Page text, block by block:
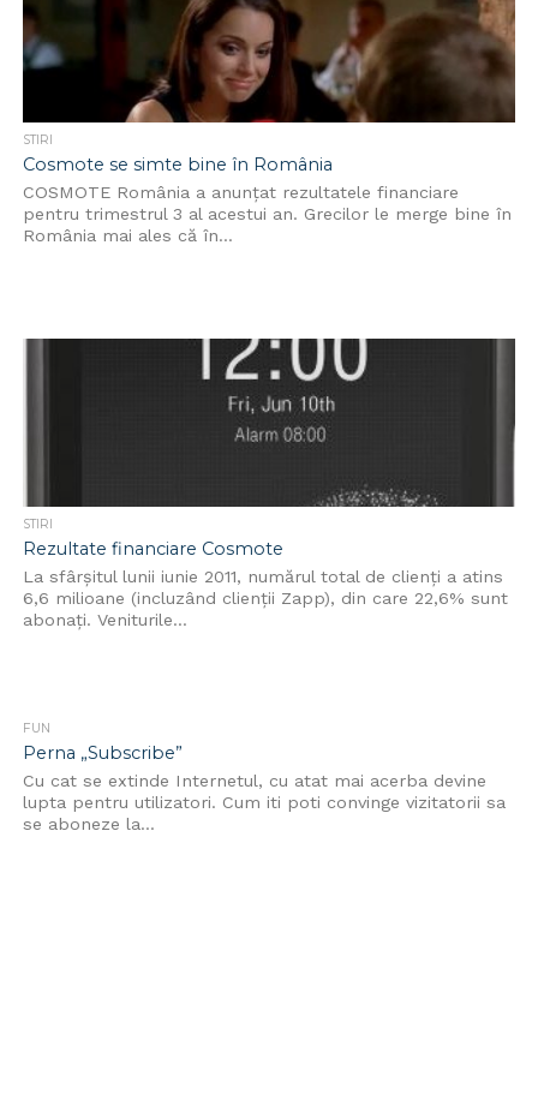
STIRI
Cosmote se simte bine în România
COSMOTE România a anunțat rezultatele financiare
pentru trimestrul 3 al acestui an. Grecilor le merge bine în
România mai ales că în...
STIRI
Rezultate financiare Cosmote
La sfârşitul lunii iunie 2011, numărul total de clienţi a atins
6,6 milioane (incluzând clienţii Zapp), din care 22,6% sunt
abonaţi. Veniturile...
FUN
Perna „Subscribe”
Cu cat se extinde Internetul, cu atat mai acerba devine
lupta pentru utilizatori. Cum iti poti convinge vizitatorii sa
se aboneze la...